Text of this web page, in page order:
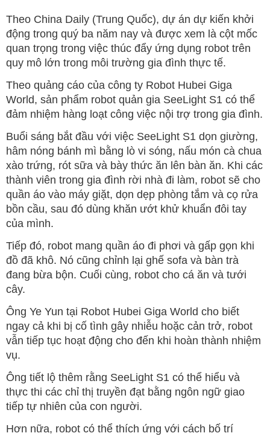
Theo China Daily (Trung Quốc), dự án dự kiến khởi
động trong quý ba năm nay và được xem là cột mốc
quan trọng trong việc thúc đẩy ứng dụng robot trên
quy mô lớn trong môi trường gia đình thực tế.
Theo quảng cáo của công ty Robot Hubei Giga
World, sản phẩm robot quản gia SeeLight S1 có thể
đảm nhiệm hàng loạt công việc nội trợ trong gia đình.
Buổi sáng bắt đầu với việc SeeLight S1 dọn giường,
hâm nóng bánh mì bằng lò vi sóng, nấu món cà chua
xào trứng, rót sữa và bày thức ăn lên bàn ăn. Khi các
thành viên trong gia đình rời nhà đi làm, robot sẽ cho
quần áo vào máy giặt, dọn dẹp phòng tắm và cọ rửa
bồn cầu, sau đó dùng khăn ướt khử khuẩn đôi tay
của mình.
Tiếp đó, robot mang quần áo đi phơi và gấp gọn khi
đồ đã khô. Nó cũng chỉnh lại ghế sofa và bàn trà
đang bừa bộn. Cuối cùng, robot cho cá ăn và tưới
cây.
Ông Ye Yun tại Robot Hubei Giga World cho biết
ngay cả khi bị cố tình gây nhiễu hoặc cản trở, robot
vẫn tiếp tục hoạt động cho đến khi hoàn thành nhiệm
vụ.
Ông tiết lộ thêm rằng SeeLight S1 có thể hiểu và
thực thi các chỉ thị truyền đạt bằng ngôn ngữ giao
tiếp tự nhiên của con người.
Hơn nữa, robot có thể thích ứng với cách bố trí